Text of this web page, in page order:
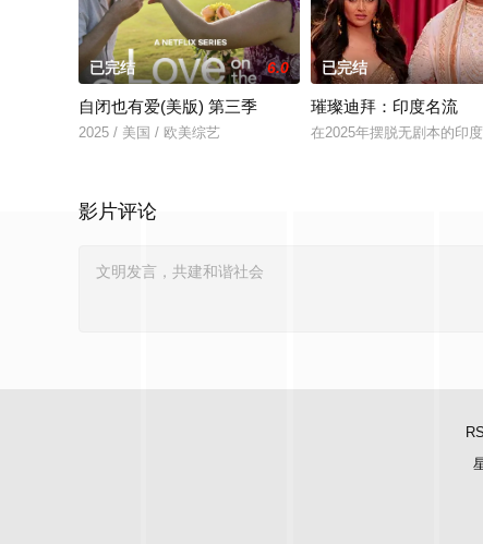
已完结 6.0
自闭也有爱(美版) 第三季
2025 / 美国 / 欧美综艺
已完结
璀璨迪拜：印度名流
在2025年摆脱无剧本的印
影片评论